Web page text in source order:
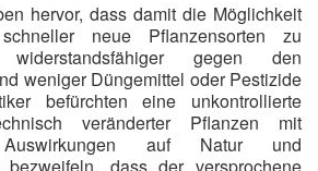
hervor, dass damit die Möglichkeit
neue Pflanzensorten zu
gegen den
weniger Düngemittel oder Pestizide
befürchten eine unkontrollierte
veränderter Pflanzen mit
Auswirkungen auf Natur und